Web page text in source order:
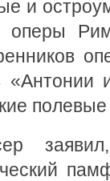
и
оперы